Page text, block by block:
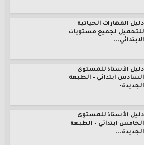
دليل المهارات الحياتية
للتحميل لجميع مستويات
الابتدائي...
دليل الأستاذ للمستوى
السادس ابتدائي – الطبعة
الجديدة-
دليل الأستاذ للمستوى
الخامس ابتدائي – الطبعة
الجديدة...